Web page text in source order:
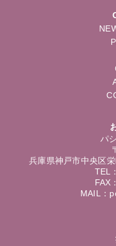
パ
兵庫県神戸市中央区
TEL
FAX
MAIL：